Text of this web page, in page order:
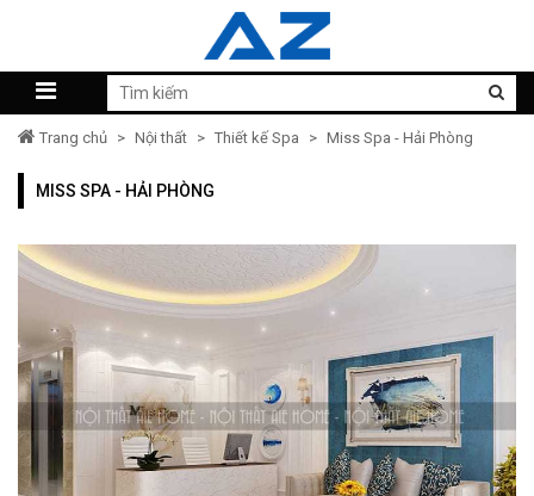
Trang chủ > Nội thất > Thiết kế Spa > Miss Spa - Hải Phòng
MISS SPA - HẢI PHÒNG